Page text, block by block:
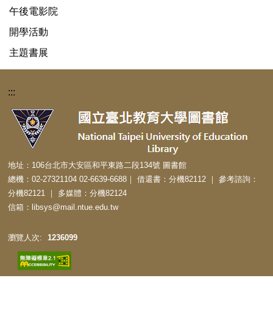
午後電影院
開學活動
主題書展
:::
地址：106台北市大安區和平東路二段134號 圖書館
總機：02-27321104 02-6639-6688｜ 借還書：分機82112 ｜ 參考諮詢：
分機82121 ｜ 多媒體：分機82124
信箱：libsys@mail.ntue.edu.tw
1236099